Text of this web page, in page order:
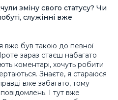
зміну свого статусу? Чи
служінні вже
вже був такою до певної
зараз стаєш набагато
коментарі, хочуть робити
Знаєте, я стараюся
вже забагато, тому
І тут вже